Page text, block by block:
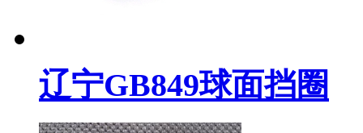
辽宁GB849球面挡圈